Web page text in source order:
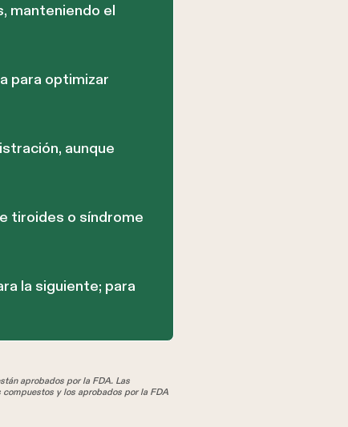
manteniendo el
para optimizar
aunque
tiroides o síndrome
la siguiente; para
aprobados por la FDA. Las
y los aprobados por la FDA